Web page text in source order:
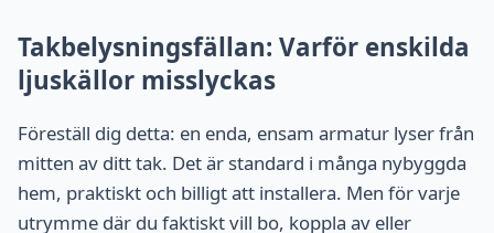
Takbelysningsfällan: Varför enskilda
ljuskällor misslyckas
Föreställ dig detta: en enda, ensam armatur lyser från
mitten av ditt tak. Det är standard i många nybyggda
hem, praktiskt och billigt att installera. Men för varje
utrymme där du faktiskt vill bo, koppla av eller